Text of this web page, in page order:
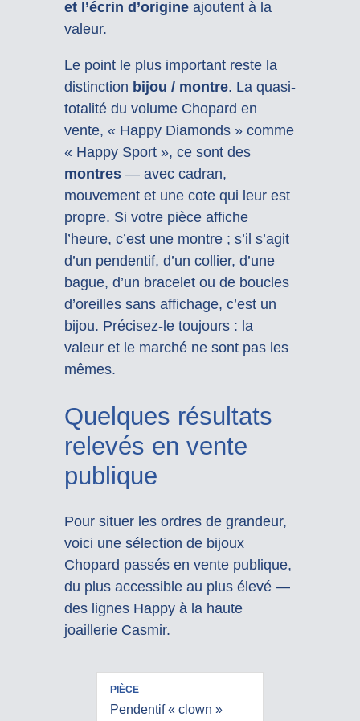
et l’écrin d’origineajoutent à la
valeur.
Le point le plus important reste la
distinction bijou / montre. La quasi-
totalité du volume Chopard en
vente, « Happy Diamonds » comme
« Happy Sport », ce sont des
montres— avec cadran,
mouvement et une cote qui leur est
propre. Si votre pièce affiche
l’heure, c’est une montre ; s’il s’agit
d’un pendentif, d’un collier, d’une
bague, d’un bracelet ou de boucles
d’oreilles sans affichage, c’est un
bijou. Précisez-le toujours : la
valeur et le marché ne sont pas les
mêmes.
Quelques résultats
relevés en vente
publique
Pour situer les ordres de grandeur,
voici une sélection de bijoux
Chopard passés en vente publique,
du plus accessible au plus élevé —
des lignes Happy à la haute
joaillerie Casmir.
PIÈCE
/
Pendentif « clown »